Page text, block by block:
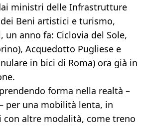
ministri delle Infrastrutture
Beni artistici e turismo,
un anno fa: Ciclovia del Sole,
Acquedotto Pugliese e
in bici di Roma) ora già in
forma nella realtà –
per una mobilità lenta, in
con altre modalità, come treno